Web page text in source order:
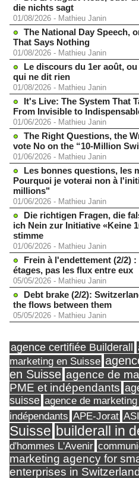
die nichts sagt
01/08/2026 - Mathieu Janin
The National Day Speech,
That Says Nothing
01/08/2026 - Mathieu Janin
Le discours du 1er août,
qui ne dit rien
01/08/2026 - Mathieu Janin
It's Live: The System That
From Invisible to
01/06/2026 - Mathieu Janin
The Right Questions, the
vote No on the “10-Million
01/06/2026 - Mathieu Janin
Les bonnes questions, les
Pourquoi je voterai non à
millions"
01/06/2026 - Mathieu Janin
Die richtigen Fragen, die
ich Nein zur Initiative «Keine
stimme
01/06/2026 - Mathieu Janin
Frein à l'endettement (2/2)
étages, pas les flux entre eux
05/05/2026 - Mathieu Janin
Debt brake (2/2):
the flows between them
05/05/2026 - Mathieu Janin
agence certifiée Builderall
marketing en Suisse
en Suisse agence de
PME et indépendants
suisse agence de
indépendants APE-Jorat
Suisse builderall in
d'hommes L'Avenir
marketing agency for
enterprises in Switzerland